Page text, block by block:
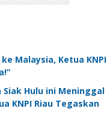
Malaysia, Ketua KNPI
Siak Hulu ini Meninggal
KNPI Riau Tegaskan